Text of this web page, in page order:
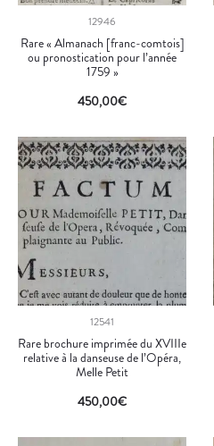
12946
Rare « Almanach [franc-comtois]
ou pronostication pour l’année
1759 »
450,00€
12541
Rare brochure imprimée du XVIIIe
relative à la danseuse de l’Opéra,
Melle Petit
450,00€